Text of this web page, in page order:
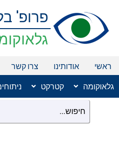
לתוכן
פרופ'
ראשי אודותינו צרו קשר
גלאוקומה קטרקט